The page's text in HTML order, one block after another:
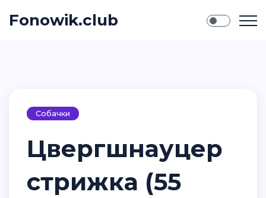
Fonowik.club
Собачки
Цвергшнауцер
стрижка (55